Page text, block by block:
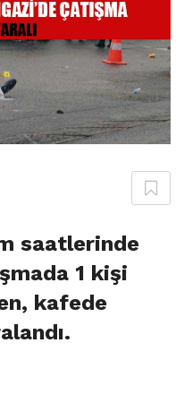
saatlerinde
1 kişi
kafede